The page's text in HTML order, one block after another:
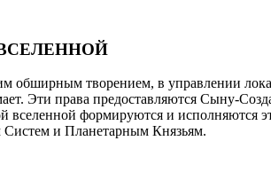
творением, в управлении
Эти права предоставляются Сыну-
вселенной формируются и исполняются
Систем и Планетарным Князьям.